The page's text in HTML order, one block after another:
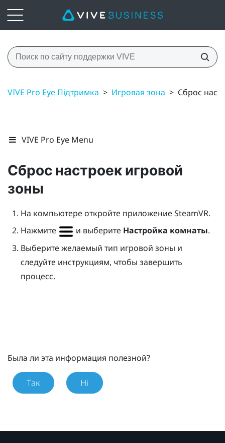
VIVE Pro Eye Підтримка > Игровая зона > Сброс
VIVE Pro Eye Menu
Сброс настроек игровой
зоны
На компьютере откройте приложение SteamVR.
Нажмите
и выберите Настройка комнаты.
Выберите желаемый тип игровой зоны и
следуйте инструкциям, чтобы завершить
процесс.
Была ли эта информация полезной?
Так Ні